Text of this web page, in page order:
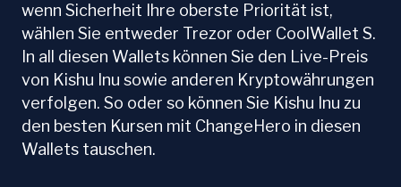
wenn Sicherheit Ihre oberste Priorität ist,
wählen Sie entweder Trezor oder CoolWallet S.
In all diesen Wallets können Sie den Live-Preis
von Kishu Inu sowie anderen Kryptowährungen
verfolgen. So oder so können Sie Kishu Inu zu
den besten Kursen mit ChangeHero in diesen
Wallets tauschen.